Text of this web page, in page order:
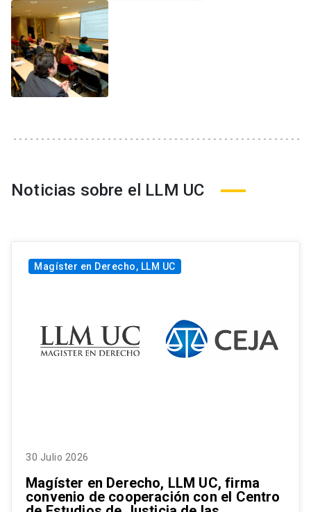
Noticias sobre el LLM UC
Magíster en Derecho, LLM UC
30 Julio 2026
Magíster en Derecho, LLM UC, firma
convenio de cooperación con el Centro